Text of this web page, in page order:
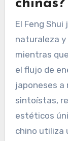
chinas?
El Feng
naturaleza
mientras
el flujo de
japoneses a
sintoístas,
estéticos
chino utiliza